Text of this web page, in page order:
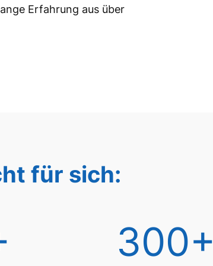
Erfahrung aus über
für sich:
300+